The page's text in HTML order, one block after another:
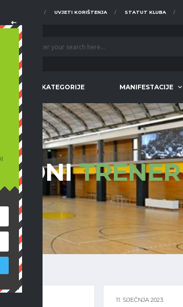
UVJETI KORIŠTENJA STATUT KLUBA
MLAĐE KATEGORIJE MANIFESTACIJE
TRENER
TRENER
11. SIJEČNJA 2023.